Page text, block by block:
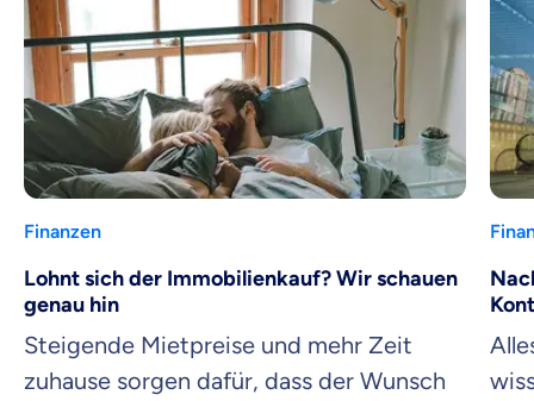
Finanzen
Lohnt sich der Immobilienkauf? Wir schauen
genau hin
Steigende Mietpreise und mehr Zeit
zuhause sorgen dafür, dass der Wunsch